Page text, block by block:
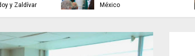
y Zaldívar
México